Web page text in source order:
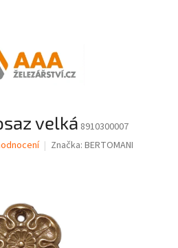
velká 8910300007
Značka: BERTOMANI